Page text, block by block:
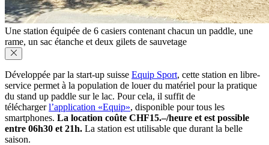
Une station équipée de 6 casiers contenant chacun un paddle, une
rame, un sac étanche et deux gilets de sauvetage
Développée par la start-up suisse Equip Sport, cette station en libre-
service permet à la population de louer du matériel pour la pratique
du stand up paddle sur le lac. Pour cela, il suffit de
téléchargerl’application «Equip», disponible pour tous les
smartphones. La location coûte CHF15.–/heure et est possible
entre 06h30 et 21h. La station est utilisable que durant la belle
saison.